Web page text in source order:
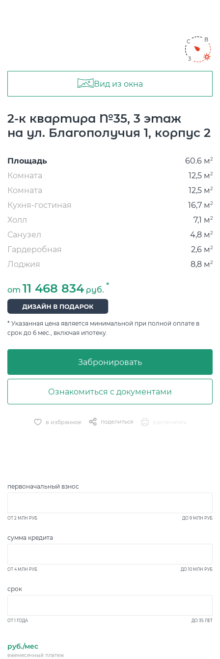
C
3
В
Вид из окна
3
2-к квартира №35, 3 этаж
на ул. Благополучия 1, корпус 2
Площадь 60.6 м2
Комната 12,5 м2
Комната 12,5 м2
Кухня-гостиная 16,7 м2
Холл 7,1 м2
Санузел 4,8 м2
Гардеробная 2,6 м2
Лоджия 8,8 м2
от 11 468 834 руб. *
* Указанная цена является минимальной при полной оплате в
срок до 6 мес., включая ипотеку.
Забронировать
Ознакомиться с документами
в избранное поделиться распечатать
первоначальный взнос
ОТ 2 МЛН РУБ ДО 9 МЛН РУБ
сумма кредита
ОТ 4 МЛН РУБ ДО 10 МЛН РУБ
срок
ОТ 1 ГОДА ДО 35 ЛЕТ
руб./мес
ежемесячный платеж